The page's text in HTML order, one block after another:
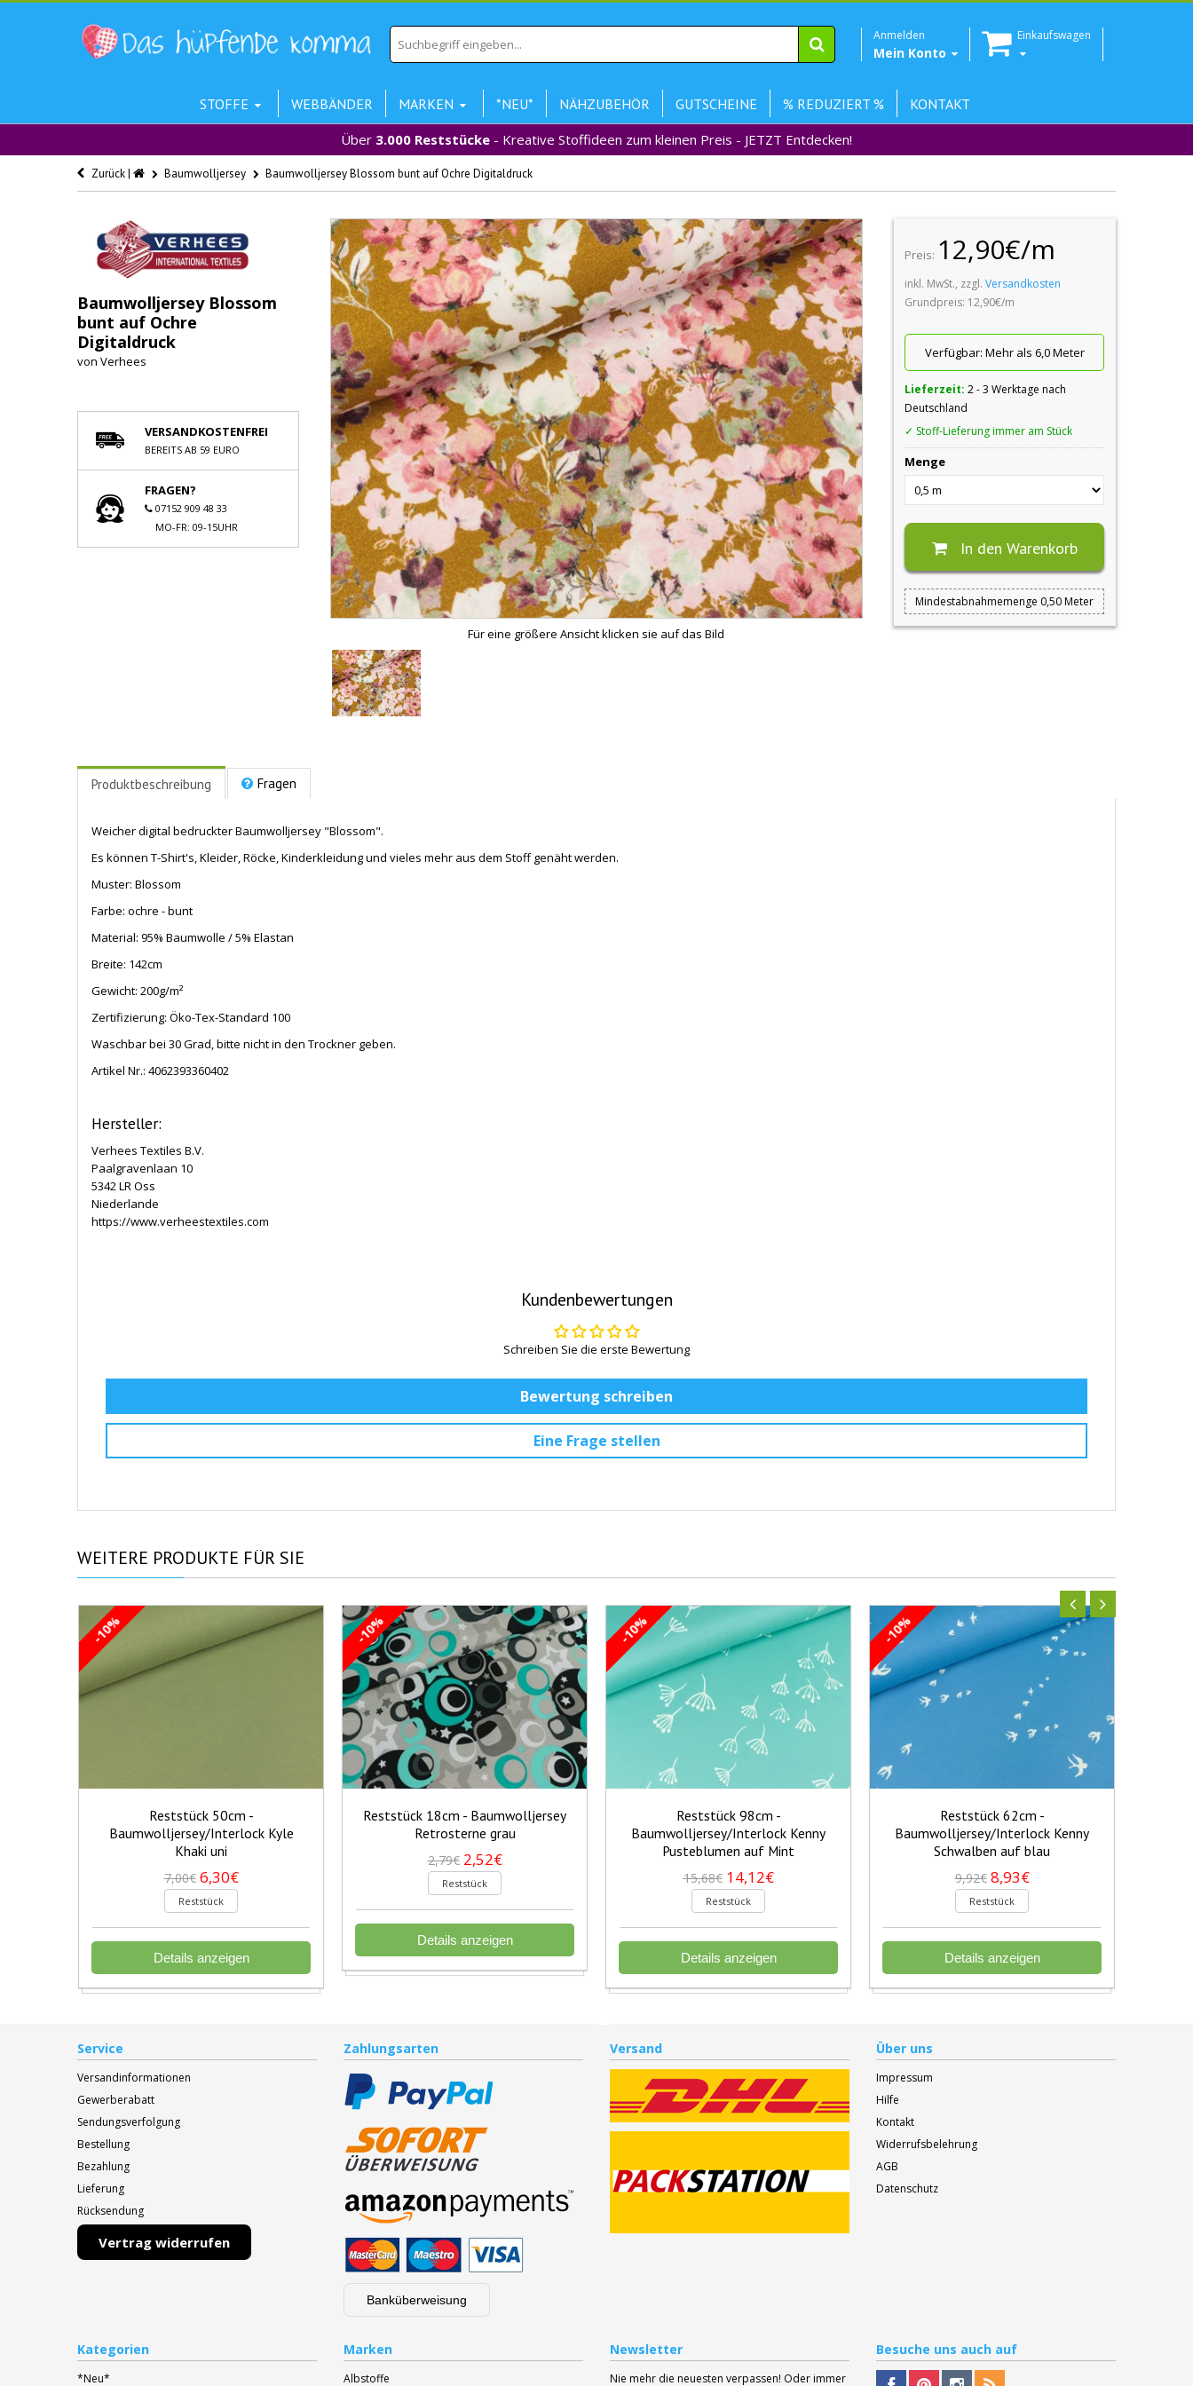
Anmelden
Mein Konto
Einkaufswagen
STOFFE WEBBÄNDER MARKEN *NEU* NÄHZUBEHÖR GUTSCHEINE % REDUZIERT %
KONTAKT
Über 3.000 Reststücke - Kreative Stoffideen zum kleinen Preis - JETZT Entdecken!
Zurück | Baumwolljersey Baumwolljersey Blossom bunt auf Ochre Digitaldruck
Baumwolljersey Blossom
bunt auf Ochre
Digitaldruck
von Verhees
VERSANDKOSTENFREI
BEREITS AB 59 EURO
FRAGEN?
07152 909 48 33
MO-FR: 09-15UHR
Für eine größere Ansicht klicken sie auf das Bild
Preis: 12,90€/m
inkl. MwSt., zzgl.Versandkosten
Grundpreis: 12,90€/m
Verfügbar: Mehr als 6,0 Meter
Lieferzeit:2 - 3 Werktage nach
Deutschland
✓ Stoff-Lieferung immer am Stück
Menge
In den Warenkorb
Mindestabnahmemenge 0,50 Meter
Produktbeschreibung Fragen
Weicher digital bedruckter Baumwolljersey "Blossom".
Es können T-Shirt's, Kleider, Röcke, Kinderkleidung und vieles mehr aus dem Stoff genäht werden.
Muster: Blossom
Farbe: ochre - bunt
Material: 95% Baumwolle / 5% Elastan
Breite: 142cm
Gewicht: 200g/m²
Zertifizierung: Öko-Tex-Standard 100
Waschbar bei 30 Grad, bitte nicht in den Trockner geben.
Artikel Nr.: 4062393360402
Hersteller:
Verhees Textiles B.V.
Paalgravenlaan 10
5342 LR Oss
Niederlande
https://www.verheestextiles.com
Kundenbewertungen
Schreiben Sie die erste Bewertung
Bewertung schreiben
Eine Frage stellen
WEITERE PRODUKTE FÜR SIE
-10%
Reststück 50cm -
Baumwolljersey/Interlock Kyle
Khaki uni
7,00€ 6,30€
Reststück
Details anzeigen
-10%
Reststück 18cm - Baumwolljersey
Retrosterne grau
2,79€ 2,52€
Reststück
Details anzeigen
-10%
Reststück 98cm -
Baumwolljersey/Interlock Kenny
Pusteblumen auf Mint
15,68€ 14,12€
Reststück
Details anzeigen
-10%
Reststück 62cm -
Baumwolljersey/Interlock Kenny
Schwalben auf blau
9,92€ 8,93€
Reststück
Details anzeigen
Service
Versandinformationen
Gewerberabatt
Sendungsverfolgung
Bestellung
Bezahlung
Lieferung
Rücksendung
Vertrag widerrufen
Zahlungsarten
Banküberweisung
Versand Über uns
Impressum
Hilfe
Kontakt
Widerrufsbelehrung
AGB
Datenschutz
Kategorien
*Neu*
Marken
Albstoffe
Newsletter
Nie mehr die neuesten verpassen! Oder immer
Besuche uns auch auf